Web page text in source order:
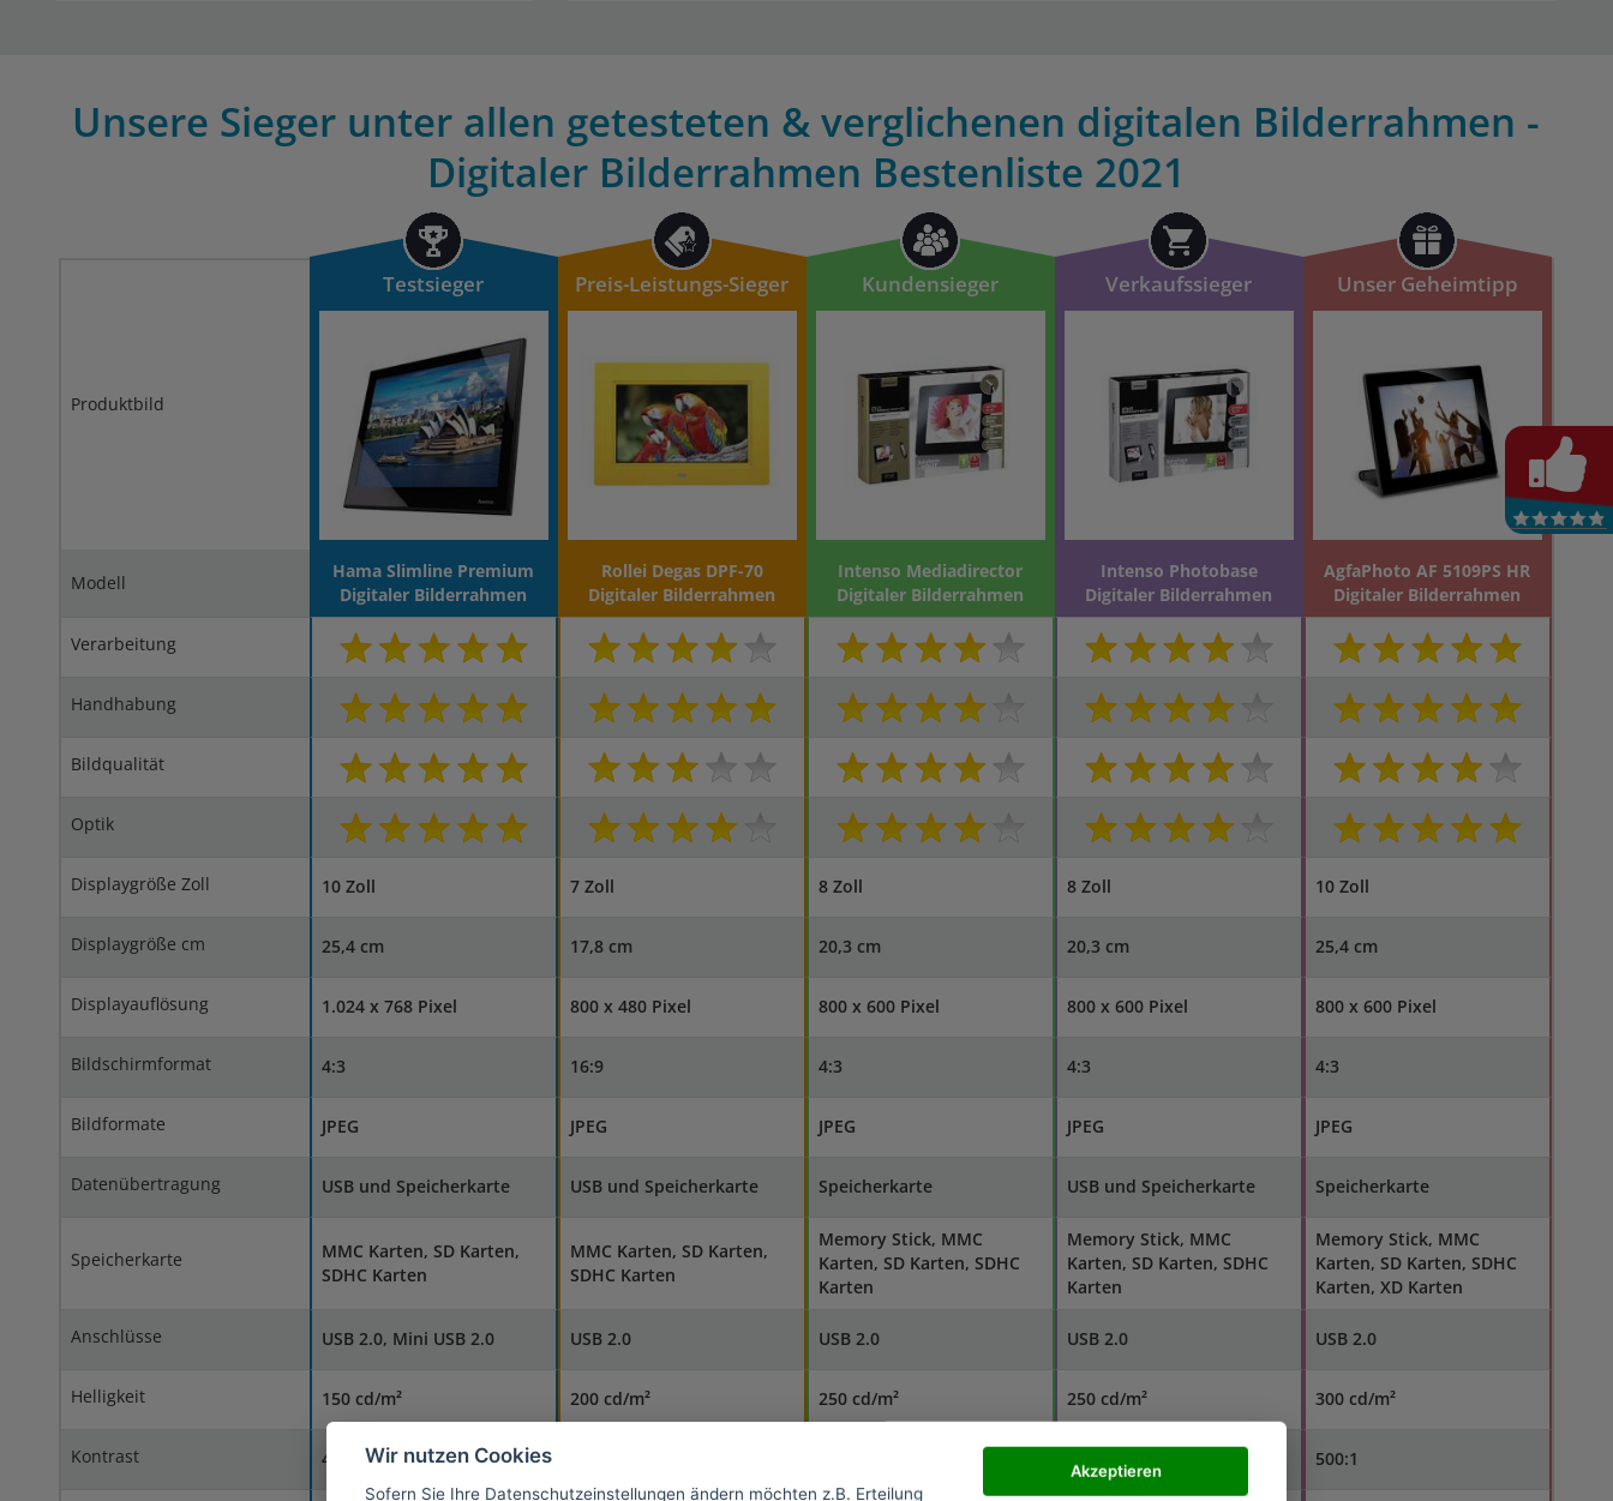
Unsere Sieger unter allen getesteten & verglichenen digitalen Bilderrahmen -
Digitaler Bilderrahmen Bestenliste 2021
Produktbild
Testsieger Preis-Leistungs-Sieger Kundensieger Verkaufssieger Unser Geheimtipp
Modell
Hama Slimline Premium
Digitaler Bilderrahmen
Rollei Degas DPF-70
Digitaler Bilderrahmen
Intenso Mediadirector
Digitaler Bilderrahmen
Intenso Photobase
Digitaler Bilderrahmen
AgfaPhoto AF 5109PS HR
Digitaler Bilderrahmen
Verarbeitung
Handhabung
Bildqualität
Optik
Displaygröße Zoll 10 Zoll 7 Zoll 8 Zoll 8 Zoll 10 Zoll
Displaygröße cm 25,4 cm 17,8 cm 20,3 cm 20,3 cm 25,4 cm
Displayauflösung 1.024 x 768 Pixel 800 x 480 Pixel 800 x 600 Pixel 800 x 600 Pixel 800 x 600 Pixel
Bildschirmformat 4:3 16:9 4:3 4:3 4:3
Bildformate JPEG JPEG JPEG JPEG JPEG
Datenübertragung USB und Speicherkarte USB und Speicherkarte Speicherkarte USB und Speicherkarte Speicherkarte
Speicherkarte
MMC Karten, SD Karten,
SDHC Karten
MMC Karten, SD Karten,
SDHC Karten
Memory Stick, MMC
Karten, SD Karten, SDHC
Karten
Memory Stick, MMC
Karten, SD Karten, SDHC
Karten
Memory Stick, MMC
Karten, SD Karten, SDHC
Karten, XD Karten
Anschlüsse USB 2.0, Mini USB 2.0 USB 2.0 USB 2.0 USB 2.0 USB 2.0
Helligkeit 150 cd/m² 200 cd/m² 250 cd/m² 250 cd/m² 300 cd/m²
Kontrast 400:1 400:1 500:1
Wir nutzen Cookies
Sofern Sie Ihre Datenschutzeinstellungen ändern möchten z.B. Erteilung
Akzeptieren